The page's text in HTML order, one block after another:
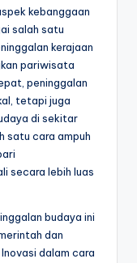
kebanggaan
salah satu
kerajaan
pariwisata
peninggalan
tetapi juga
di sekitar
satu cara ampuh
secara lebih luas
budaya ini
dan
dalam cara